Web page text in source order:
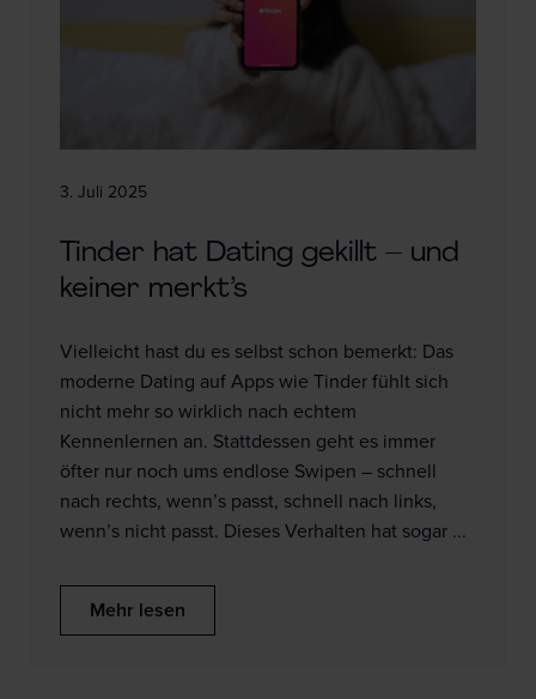
3. Juli 2025
Tinder hat Dating gekillt – und
keiner merkt’s
Vielleicht hast du es selbst schon bemerkt: Das
moderne Dating auf Apps wie Tinder fühlt sich
nicht mehr so wirklich nach echtem
Kennenlernen an. Stattdessen geht es immer
öfter nur noch ums endlose Swipen – schnell
nach rechts, wenn’s passt, schnell nach links,
wenn’s nicht passt. Dieses Verhalten hat sogar ...
Mehr lesen